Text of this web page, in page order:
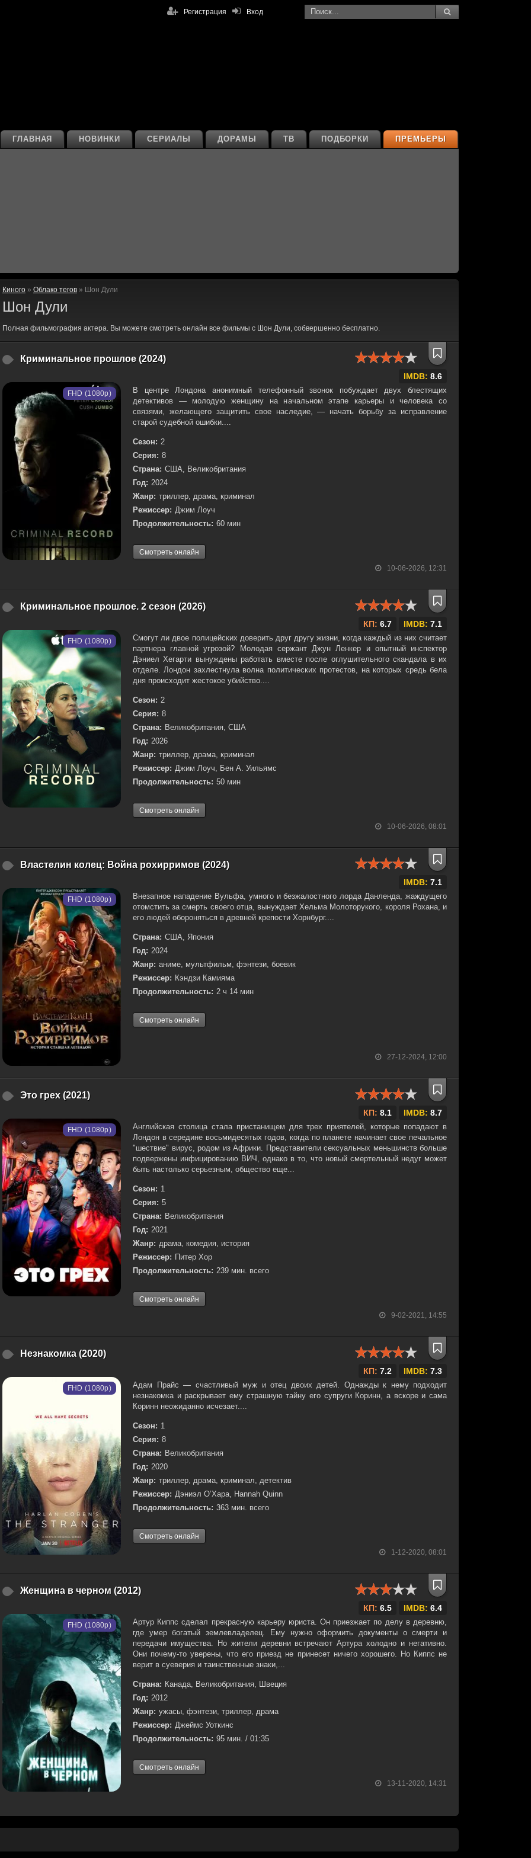
Вход
Регистрация
ПРЕМЬЕРЫ
ПОДБОРКИ
ТВ
ДОРАМЫ
СЕРИАЛЫ
НОВИНКИ
ГЛАВНАЯ
Киного » Облако тегов » Шон Дули
Шон Дули
Полная фильмография актера. Вы можете смотреть онлайн все фильмы с Шон Дули, собвершенно бесплатно.
Криминальное прошлое (2024)
IMDB: 8.6
10-06-2026, 12:31
FHD (1080p)
В центре Лондона анонимный телефонный звонок побуждает двух блестящих
детективов — молодую женщину на начальном этапе карьеры и человека со
связями, желающего защитить свое наследие, — начать борьбу за исправление
старой судебной ошибки....
Сезон: 2
Серия: 8
Страна: США, Великобритания
Год: 2024
Жанр: триллер, драма, криминал
Режиссер: Джим Лоуч
Продолжительность: 60 мин
Смотреть онлайн
Криминальное прошлое. 2 сезон (2026)
КП: 6.7 IMDB: 7.1
10-06-2026, 08:01
FHD (1080p)
Смогут ли двое полицейских доверить друг другу жизни, когда каждый из них считает
партнера главной угрозой? Молодая сержант Джун Ленкер и опытный инспектор
Дэниел Хегарти вынуждены работать вместе после оглушительного скандала в их
отделе. Лондон захлестнула волна политических протестов, на которых средь бела
дня происходит жестокое убийство....
Сезон: 2
Серия: 8
Страна: Великобритания, США
Год: 2026
Жанр: триллер, драма, криминал
Режиссер: Джим Лоуч, Бен А. Уильямс
Продолжительность: 50 мин
Смотреть онлайн
Властелин колец: Война рохирримов (2024)
IMDB: 7.1
27-12-2024, 12:00
FHD (1080p)
Внезапное нападение Вульфа, умного и безжалостного лорда Данленда, жаждущего
отомстить за смерть своего отца, вынуждает Хельма Молоторукого, короля Рохана, и
его людей обороняться в древней крепости Хорнбург....
Страна: США, Япония
Год: 2024
Жанр: аниме, мультфильм, фэнтези, боевик
Режиссер: Кэндзи Камияма
Продолжительность: 2 ч 14 мин
Смотреть онлайн
Это грех (2021)
КП: 8.1 IMDB: 8.7
9-02-2021, 14:55
FHD (1080p)
Английская столица стала пристанищем для трех приятелей, которые попадают в
Лондон в середине восьмидесятых годов, когда по планете начинает свое печальное
"шествие" вирус, родом из Африки. Представители сексуальных меньшинств больше
подвержены инфицированию ВИЧ, однако в то, что новый смертельный недуг может
быть настолько серьезным, общество еще...
Сезон: 1
Серия: 5
Страна: Великобритания
Год: 2021
Жанр: драма, комедия, история
Режиссер: Питер Хор
Продолжительность: 239 мин. всего
Смотреть онлайн
Незнакомка (2020)
КП: 7.2 IMDB: 7.3
1-12-2020, 08:01
FHD (1080p)
Адам Прайс — счастливый муж и отец двоих детей. Однажды к нему подходит
незнакомка и раскрывает ему страшную тайну его супруги Коринн, а вскоре и сама
Коринн неожиданно исчезает....
Сезон: 1
Серия: 8
Страна: Великобритания
Год: 2020
Жанр: триллер, драма, криминал, детектив
Режиссер: Дэниэл О’Хара, Hannah Quinn
Продолжительность: 363 мин. всего
Смотреть онлайн
Женщина в черном (2012)
КП: 6.5 IMDB: 6.4
13-11-2020, 14:31
FHD (1080p)
Артур Киппс сделал прекрасную карьеру юриста. Он приезжает по делу в деревню,
где умер богатый землевладелец. Ему нужно оформить документы о смерти и
передачи имущества. Но жители деревни встречают Артура холодно и негативно.
Они почему-то уверены, что его приезд не принесет ничего хорошего. Но Киппс не
верит в суеверия и таинственные знаки,...
Страна: Канада, Великобритания, Швеция
Год: 2012
Жанр: ужасы, фэнтези, триллер, драма
Режиссер: Джеймс Уоткинс
Продолжительность: 95 мин. / 01:35
Смотреть онлайн